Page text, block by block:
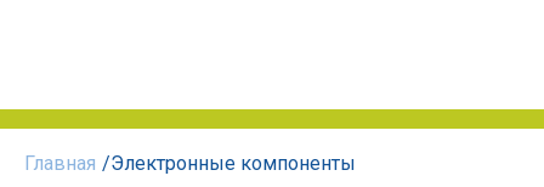
Главная /Электронные компоненты